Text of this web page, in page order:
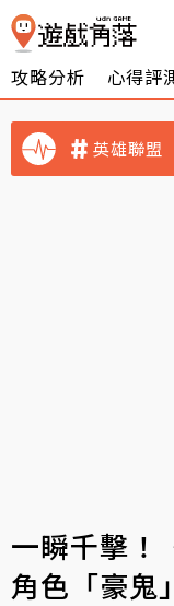
攻略分析 心得評
英雄聯盟
一瞬千擊！
角色「豪鬼